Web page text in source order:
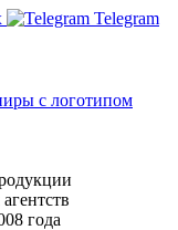
Telegram
года